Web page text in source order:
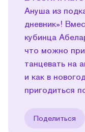
Ануша из
дневник»!
кубинца
что можно
танцевать на
и как в
пригодиться
Поделиться